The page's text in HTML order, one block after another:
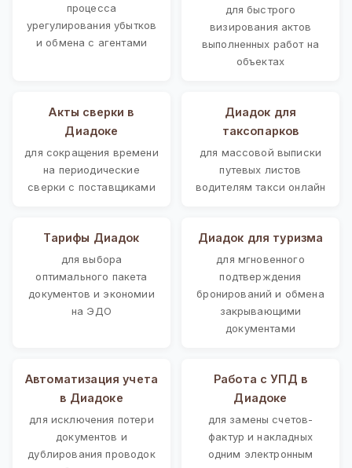
процесса
урегулирования убытков
и обмена с агентами
для быстрого
визирования актов
выполненных работ на
объектах
Акты сверки в
Диадоке
для сокращения времени
на периодические
сверки с поставщиками
Диадок для
таксопарков
для массовой выписки
путевых листов
водителям такси онлайн
Тарифы Диадок
для выбора
оптимального пакета
документов и экономии
на ЭДО
Диадок для туризма
для мгновенного
подтверждения
бронирований и обмена
закрывающими
документами
Автоматизация учета
в Диадоке
для исключения потери
документов и
дублирования проводок
Работа с УПД в
Диадоке
для замены счетов-
фактур и накладных
одним электронным